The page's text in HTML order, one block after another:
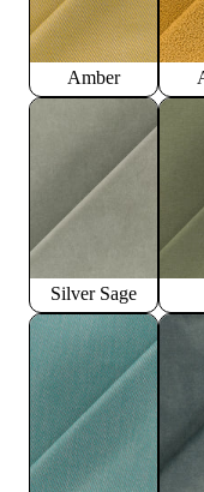
Amber
Silver Sage